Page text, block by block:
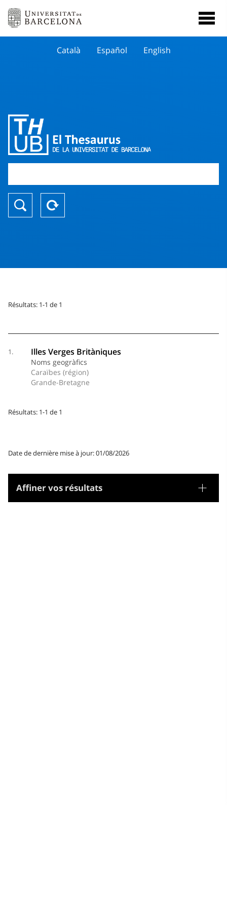
Català Español English
Affiner vos résultats
Tesaurus
Résultats: 1-1 de 1
1. Illes Verges Britàniques
Noms geogràfics
Caraïbes (région)
Grande-Bretagne
Résultats: 1-1 de 1
Date de dernière mise à jour: 01/08/2026